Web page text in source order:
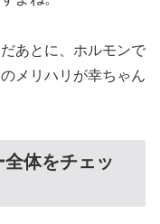
あとに、ホルモンで
メリハリが幸ちゃん
体をチェッ